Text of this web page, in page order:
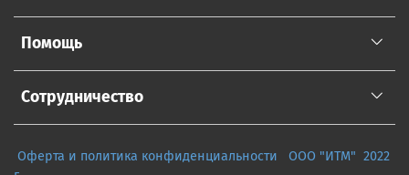
Помощь
Сотрудничество
Оферта и политика конфиденциальности
ООО "ИТМ" 2022